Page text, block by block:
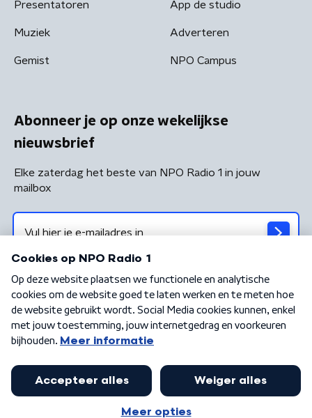
Presentatoren
Muziek
Gemist
App de studio
Adverteren
NPO Campus
Abonneer je op onze wekelijkse
nieuwsbrief
Elke zaterdag het beste van NPO Radio 1 in jouw
mailbox
Algemene voorwaarden